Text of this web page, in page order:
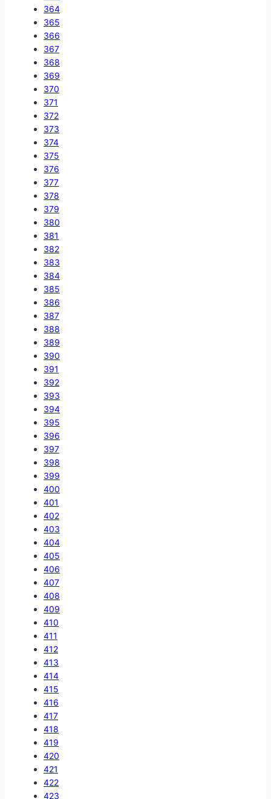
364
365
366
367
368
369
370
371
372
373
374
375
376
377
378
379
380
381
382
383
384
385
386
387
388
389
390
391
392
393
394
395
396
397
398
399
400
401
402
403
404
405
406
407
408
409
410
411
412
413
414
415
416
417
418
419
420
421
422
423